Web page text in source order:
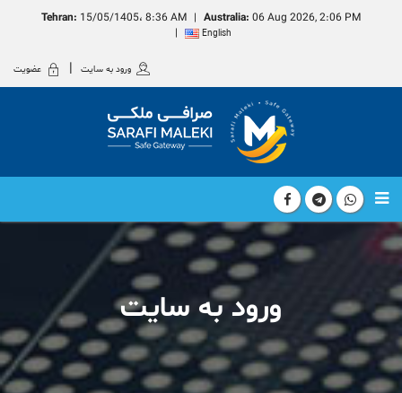
Tehran: 15/05/1405، 8:36 AM Australia: 06 Aug 2026, 2:06 PM
English
ورود به سایت عضویت
ورود به سایت